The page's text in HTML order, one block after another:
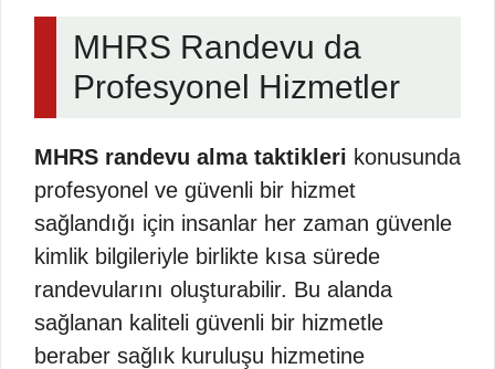
MHRS Randevu da
Profesyonel Hizmetler
MHRS randevu alma taktikleri konusunda
profesyonel ve güvenli bir hizmet
sağlandığı için insanlar her zaman güvenle
kimlik bilgileriyle birlikte kısa sürede
randevularını oluşturabilir. Bu alanda
sağlanan kaliteli güvenli bir hizmetle
beraber sağlık kuruluşu hizmetine